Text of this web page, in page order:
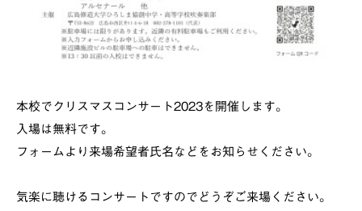
本校でクリスマスコンサート2023を開催します。
入場は無料です。
フォームより来場希望者氏名などをお知らせください。
気楽に聴けるコンサートですのでどうぞご来場ください。